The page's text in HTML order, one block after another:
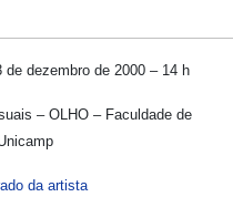
de dezembro de 2000 – 14 h
– OLHO – Faculdade de
da artista